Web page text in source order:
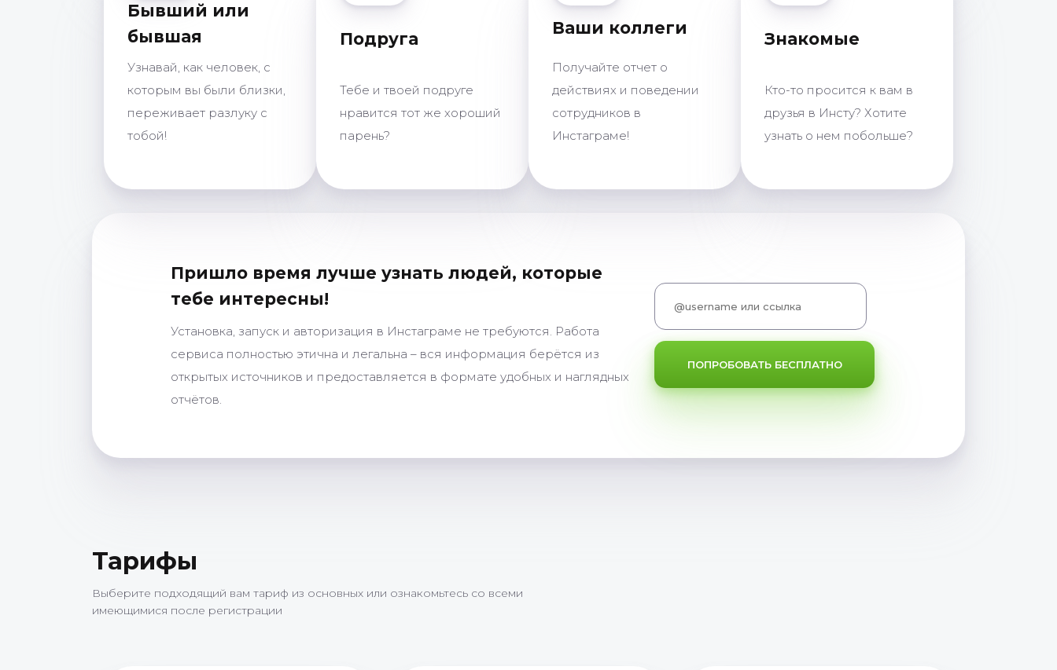
Бывший или
бывшая
Узнавай, как человек, с
которым вы были близки,
переживает разлуку с
тобой!
Подруга
Тебе и твоей подруге
нравится тот же хороший
парень?
Ваши коллеги
Получайте отчет о
действиях и поведении
сотрудников в
Инстаграме!
Знакомые
Кто-то просится к вам в
друзья в Инсту? Хотите
узнать о нем побольше?
Пришло время лучше узнать людей, которые
тебе интересны!
Установка, запуск и авторизация в Инстаграме не требуются. Работа
сервиса полностью этична и легальна – вся информация берётся из
открытых источников и предоставляется в формате удобных и наглядных
отчётов.
ПОПРОБОВАТЬ БЕСПЛАТНО
Тарифы
Выберите подходящий вам тариф из основных или ознакомьтесь со всеми
имеющимися после регистрации